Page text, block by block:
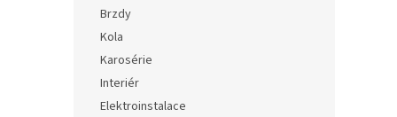
Brzdy
Kola
Karosérie
Interiér
Elektroinstalace